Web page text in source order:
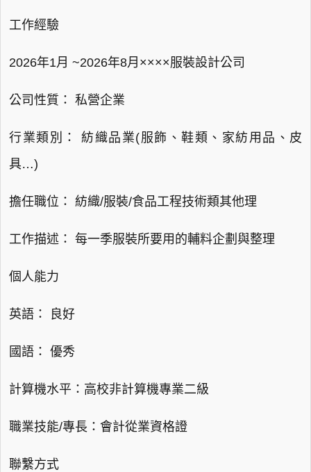
工作經驗
2026年1月 ~2026年8月××××服裝設計公司
公司性質： 私營企業
行業類別： 紡織品業(服飾、鞋類、家紡用品、皮
具…)
擔任職位： 紡織/服裝/食品工程技術類其他理
工作描述： 每一季服裝所要用的輔料企劃與整理
個人能力
英語： 良好
國語： 優秀
計算機水平：高校非計算機專業二級
職業技能/專長：會計從業資格證
聯繫方式